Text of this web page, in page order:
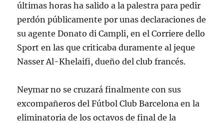
últimas horas ha salido a la palestra para pedir
perdón públicamente por unas declaraciones de
su agente Donato di Campli, en el Corriere dello
Sport en las que criticaba duramente al jeque
Nasser Al-Khelaifi, dueño del club francés.
Neymar no se cruzará finalmente con sus
excompañeros del Fútbol Club Barcelona en la
eliminatoria de los octavos de final de la